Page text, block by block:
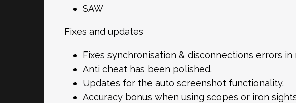
SAW
Fixes and updates
Fixes synchronisation & disconnections errors in
Anti cheat has been polished.
Updates for the auto screenshot functionality.
Accuracy bonus when using scopes or iron